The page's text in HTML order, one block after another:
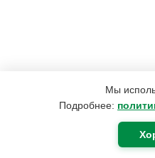
Мы
Подробнее: